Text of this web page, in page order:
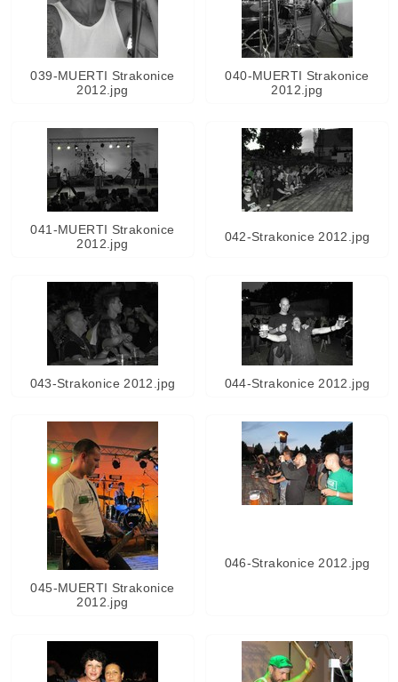
039-MUERTI Strakonice
2012.jpg
040-MUERTI Strakonice
2012.jpg
041-MUERTI Strakonice
2012.jpg
042-Strakonice 2012.jpg
043-Strakonice 2012.jpg 044-Strakonice 2012.jpg
045-MUERTI Strakonice
2012.jpg
046-Strakonice 2012.jpg